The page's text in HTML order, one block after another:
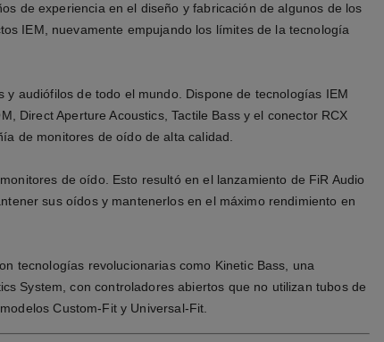
de experiencia en el diseño y fabricación de algunos de los
IEM, nuevamente empujando los límites de la tecnología
audiófilos de todo el mundo. Dispone de tecnologías IEM
Direct Aperture Acoustics, Tactile Bass y el conector RCX
de monitores de oído de alta calidad.
de oído. Esto resultó en el lanzamiento de FiR Audio
sus oídos y mantenerlos en el máximo rendimiento en
tecnologías revolucionarias como Kinetic Bass, una
System, con controladores abiertos que no utilizan tubos de
Custom-Fit y Universal-Fit.